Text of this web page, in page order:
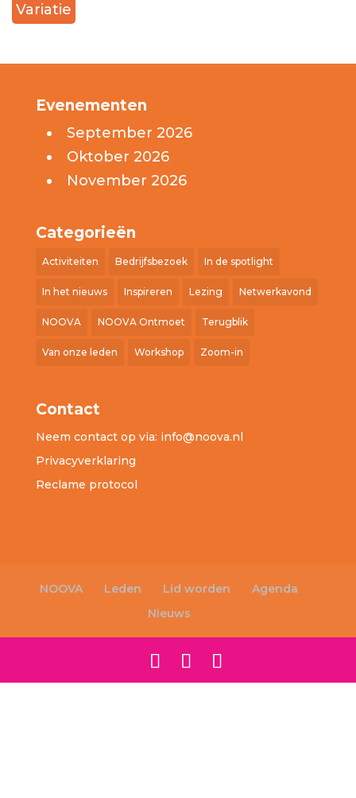
Variatie
Evenementen
September 2026
Oktober 2026
November 2026
Categorieën
Activiteiten Bedrijfsbezoek In de spotlight
In het nieuws Inspireren Lezing Netwerkavond
NOOVA NOOVA Ontmoet Terugblik
Van onze leden Workshop Zoom-in
Contact
Neem contact op via: info@noova.nl
Privacyverklaring
Reclame protocol
NOOVA Leden Lid worden
Agenda
Nieuws